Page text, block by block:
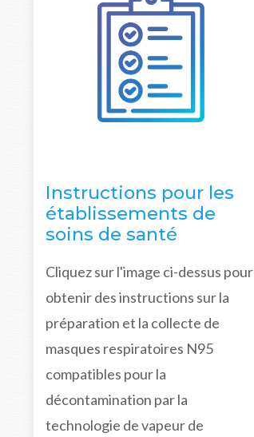
Instructions pour les
établissements de
soins de santé
Cliquez sur l'image ci-dessus pour
obtenir des instructions sur la
préparation et la collecte de
masques respiratoires N95
compatibles pour la
décontamination par la
technologie de vapeur de